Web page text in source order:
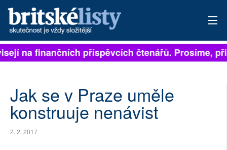
PŘIHLÁSIT
ARCHIV
na finančních příspěvcích čtenářů. Prosíme,
Jak se v Praze uměle
konstruuje nenávist
2. 2. 2017